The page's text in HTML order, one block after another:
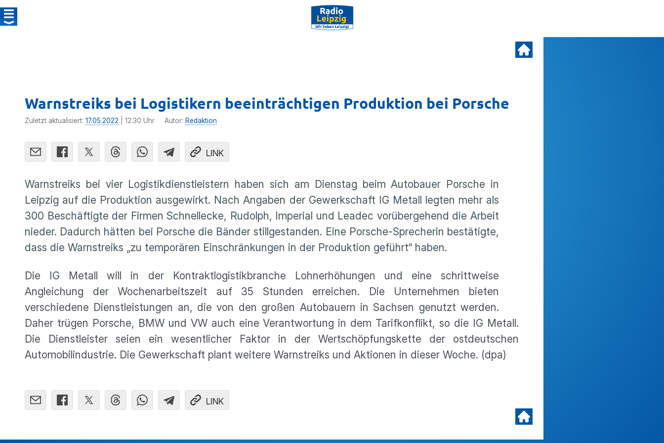
Warnstreiks bei Logistikern beeinträchtigen Produktion bei Porsche
Zuletzt aktualisiert: 17.05.2022 | 12:30 Uhr Autor: Redaktion
LINK
Warnstreiks bei vier Logistikdienstleistern haben sich am Dienstag beim Autobauer Porsche in
Leipzig auf die Produktion ausgewirkt. Nach Angaben der Gewerkschaft IG Metall legten mehr als
300 Beschäftigte der Firmen Schnellecke, Rudolph, Imperial und Leadec vorübergehend die Arbeit
nieder. Dadurch hätten bei Porsche die Bänder stillgestanden. Eine Porsche-Sprecherin bestätigte,
dass die Warnstreiks „zu temporären Einschränkungen in der Produktion geführt“ haben.
Die IG Metall will in der Kontraktlogistikbranche Lohnerhöhungen und eine schrittweise
Angleichung der Wochenarbeitszeit auf 35 Stunden erreichen. Die Unternehmen bieten
verschiedene Dienstleistungen an, die von den großen Autobauern in Sachsen genutzt werden.
Daher trügen Porsche, BMW und VW auch eine Verantwortung in dem Tarifkonflikt, so die IG Metall.
Die Dienstleister seien ein wesentlicher Faktor in der Wertschöpfungskette der ostdeutschen
Automobilindustrie. Die Gewerkschaft plant weitere Warnstreiks und Aktionen in dieser Woche. (dpa)
LINK